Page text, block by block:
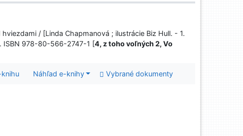
/ [Linda Chapmanová ; ilustrácie Biz Hull. - 1.
ISBN 978-80-566-2747-1 [4, z toho voľných 2, Vo
Náhľad e-knihy Vybrané dokumenty